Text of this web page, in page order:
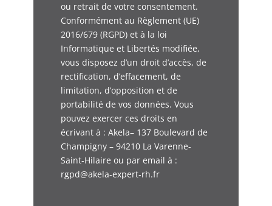
ou retrait de votre consentement.
Conformément au Règlement (UE)
2016/679 (RGPD) et à la loi
Informatique et Libertés modifiée,
vous disposez d’un droit d’accès, de
rectification, d’effacement, de
limitation, d’opposition et de
portabilité de vos données. Vous
pouvez exercer ces droits en
écrivant à : Akela– 137 Boulevard de
Champigny – 94210 La Varenne-
Saint-Hilaire ou par email à :
rgpd@akela-expert-rh.fr